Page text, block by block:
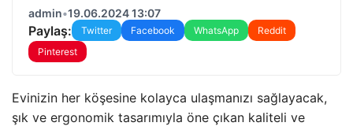
admin•19.06.2024 13:07
Paylaş: Twitter Facebook WhatsApp
Reddit
Pinterest
Evinizin her köşesine kolayca ulaşmanızı sağlayacak,
şık ve ergonomik tasarımıyla öne çıkan kaliteli ve